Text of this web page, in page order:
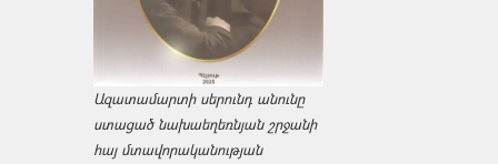
Ազատամարտի սերունդ անունը
ստացած նախաեղեռնյան շրջանի
հայ մտավորականության